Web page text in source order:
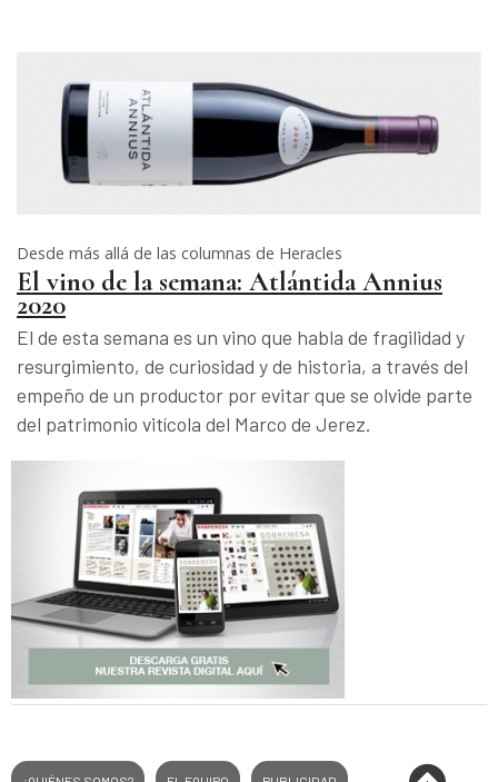
Desde más allá de las columnas de Heracles
El vino de la semana: Atlántida Annius
2020
El de esta semana es un vino que habla de fragilidad y
resurgimiento, de curiosidad y de historia, a través del
empeño de un productor por evitar que se olvide parte
del patrimonio vitícola del Marco de Jerez.